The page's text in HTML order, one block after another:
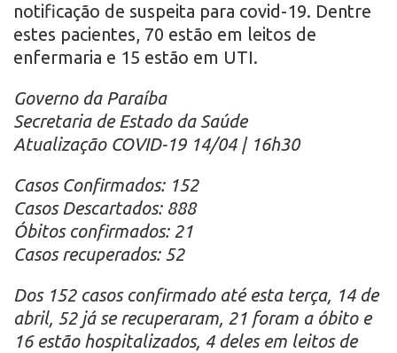
notificação de suspeita para covid-19. Dentre
estes pacientes, 70 estão em leitos de
enfermaria e 15 estão em UTI.
Governo da Paraíba
Secretaria de Estado da Saúde
Atualização COVID-19 14/04 | 16h30
Casos Confirmados: 152
Casos Descartados: 888
Óbitos confirmados: 21
Casos recuperados: 52
Dos 152 casos confirmado até esta terça, 14 de
abril, 52 já se recuperaram, 21 foram a óbito e
16 estão hospitalizados, 4 deles em leitos de